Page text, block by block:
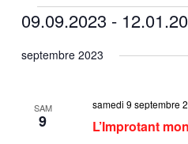
09.09.2023 -
une
septembre 2023
SAM
9 L’Improtant
samedi 9 septembre